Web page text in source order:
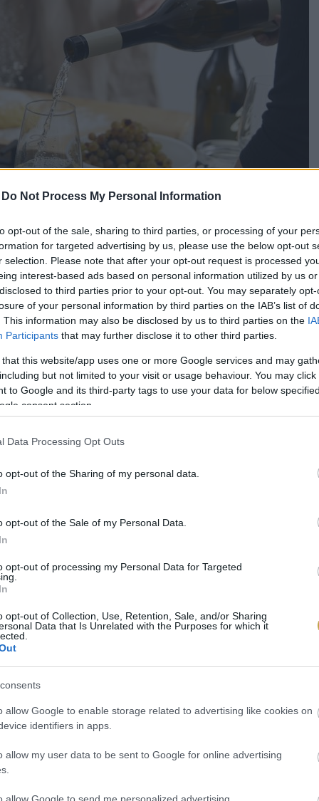
Do Not Process My Personal Information
opt-out of the sale, sharing to third parties, or processing of your
for targeted advertising by us, please use the below opt-out
selection. Please note that after your opt-out request is processed
interest-based ads based on personal information utilized by us
to third parties prior to your opt-out. You may separately
of your personal information by third parties on the IAB’s list of
This information may also be disclosed by us to third parties on the
Participants that may further disclose it to other third parties.
that this website/app uses one or more Google services and may
but not limited to your visit or usage behaviour. You may
to Google and its third-party tags to use your data for below
consent section.
Data Processing Opt Outs
opt-out of the Sharing of my personal data.
opt-out of the Sale of my Personal Data.
opt-out of processing my Personal Data for Targeted
opt-out of Collection, Use, Retention, Sale, and/or Sharing
Data that Is Unrelated with the Purposes for which it
allow Google to enable storage related to advertising like cookies on
identifiers in apps.
allow my user data to be sent to Google for online advertising
allow Google to send me personalized advertising.
hozott: Kata édességei bekerültek a
Az igényes alapanyagokból készült, gondosan
amely a minőséget és a fenntarthatóságot helyezi
A KARÁM BOR & GASZTRO
& Gasztro eseményen a borok és ételek
is bemutatkozik. Az esemény nem csak kulináris
ő fogja bemutatni.
FÜGÉS MOUSSE SÓS